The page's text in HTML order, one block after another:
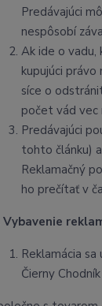
Predávajúci
nespôsobí
Ak ide o
kupujúci
síce o
počet vád vec
Predávajúci
tohto článku)
Reklamačný
ho prečítať v
Vybavenie
Reklamácia
Čierny